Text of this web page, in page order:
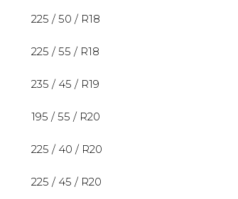
225 / 50 / R18
225 / 55 / R18
235 / 45 / R19
195 / 55 / R20
225 / 40 / R20
225 / 45 / R20